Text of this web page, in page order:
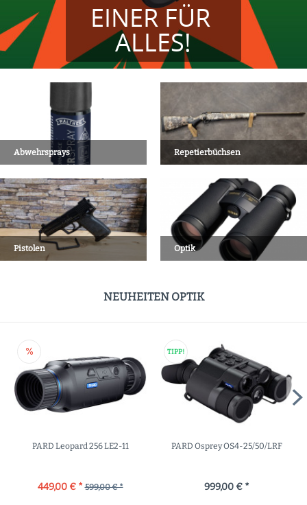
Optik
EINER FÜR
ALLES!
NEUHEITEN OPTIK
PARD Leopard 256 LE2-11
449,00 € * 599,00 € *
TIPP!
PARD Osprey OS4-25/50/LRF
999,00 € *
Abwehrsprays Repetierbüchsen
Pistolen